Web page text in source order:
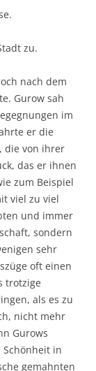
zu.
nach dem
Gurow sah
im
er die
die von ihrer
das er ihnen
zum Beispiel
viel zu viel
und immer
sondern
sehr
oft einen
trotzige
als es zu
nicht mehr
Gurows
in
gemahnten